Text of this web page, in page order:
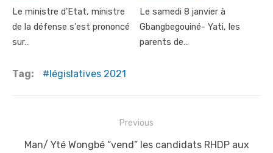
Le ministre d’Etat, ministre
de la défense s'est prononcé
sur…
Le samedi 8 janvier à
Gbangbegouiné- Yati, les
parents de…
Tag: législatives 2021
navigation
Previous
Previous
Man/ Yté Wongbé “vend” les candidats RHDP aux